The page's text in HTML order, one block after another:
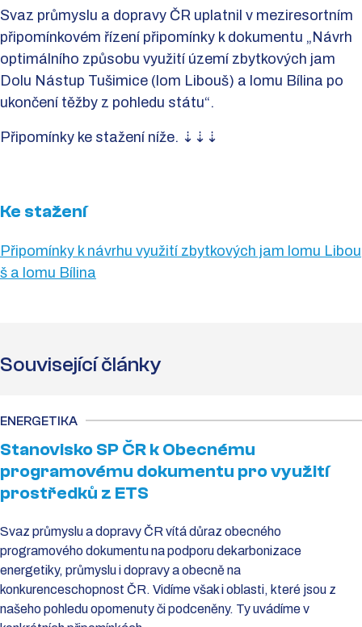
Svaz průmyslu a dopravy ČR uplatnil v meziresortním
připomínkovém řízení připomínky k dokumentu „Návrh
optimálního způsobu využití území zbytkových jam
Dolu Nástup Tušimice (lom Libouš) a lomu Bílina po
ukončení těžby z pohledu státu“.
Připomínky ke stažení níže. ⇣⇣⇣
Ke stažení
Připomínky k návrhu využití zbytkových jam lomu Libou
š a lomu Bílina
Související články
ENERGETIKA
Stanovisko SP ČR k Obecnému
programovému dokumentu pro využití
prostředků z ETS
Svaz průmyslu a dopravy ČR vítá důraz obecného
programového dokumentu na podporu dekarbonizace
energetiky, průmyslu i dopravy a obecně na
konkurenceschopnost ČR. Vidíme však i oblasti, které jsou z
našeho pohledu opomenuty či podceněny. Ty uvádíme v